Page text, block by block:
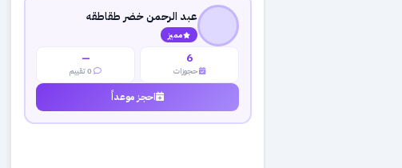
عبد الرحمن خضر طقاطقه
مميز
6
حجوزات
—
احجز موعداً